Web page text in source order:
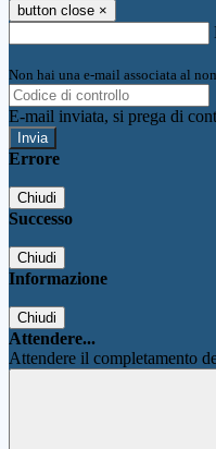
button close ×
Non hai una e-mail associata al
E-mail inviata, si prega di
Errore
Chiudi
Successo
Chiudi
Informazione
Chiudi
Attendere...
Attendere il completamento